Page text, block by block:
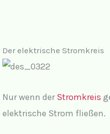
Der elektrische Stromkreis
Nur wenn derStromkreis
elektrische Strom fließen.